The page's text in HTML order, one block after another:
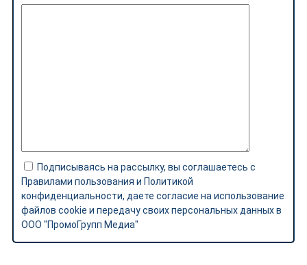
Подписываясь на рассылку, вы соглашаетесь с
Правилами пользования и Политикой
конфиденциальности, даете согласие на использование
файлов cookie и передачу своих персональных данных в
ООО "ПромоГрупп Медиа"